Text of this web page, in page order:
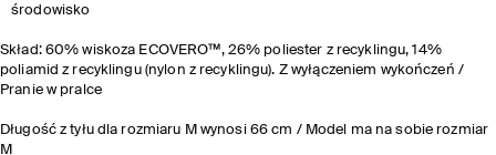
środowisko
Skład: 60% wiskoza ECOVERO™, 26% poliester z recyklingu, 14%
poliamid z recyklingu (nylon z recyklingu). Z wyłączeniem wykończeń /
Pranie w pralce
Długość z tyłu dla rozmiaru M wynosi 66 cm / Model ma na sobie rozmiar
M